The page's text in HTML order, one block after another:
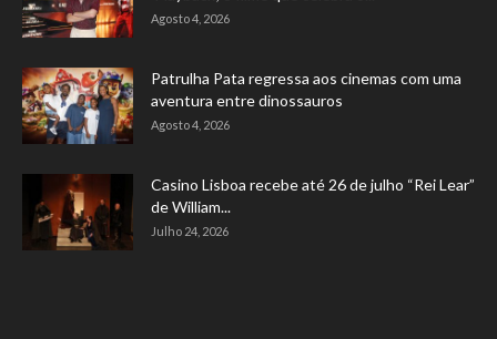
Agosto 4, 2026
Patrulha Pata regressa aos cinemas com uma
aventura entre dinossauros
Agosto 4, 2026
Casino Lisboa recebe até 26 de julho “Rei Lear”
de William...
Julho 24, 2026